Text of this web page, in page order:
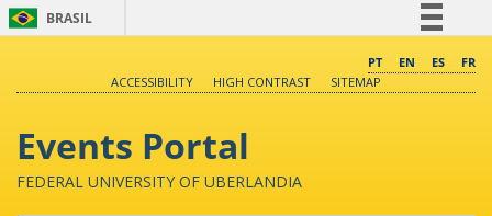
BRASIL
Comunica BR
PT EN ES
FR
ACCESSIBILITY
HIGH CONTRAST SITEMAP
Events Portal
FEDERAL UNIVERSITY OF UBERLANDIA